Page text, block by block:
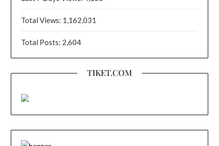
Total Views: 1,162,031
Total Posts: 2,604
TIKET.COM